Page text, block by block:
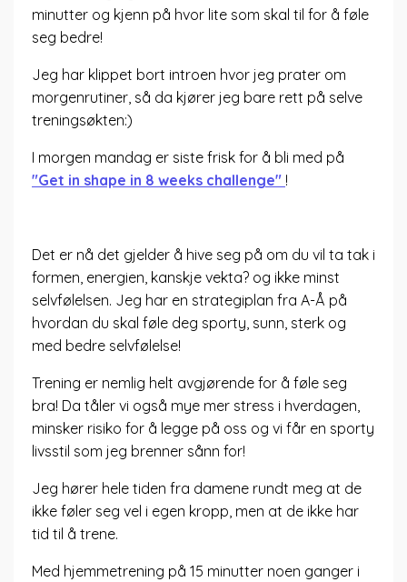
minutter og kjenn på hvor lite som skal til for å føle
seg bedre!
Jeg har klippet bort introen hvor jeg prater om
morgenrutiner, så da kjører jeg bare rett på selve
treningsøkten:)
I morgen mandag er siste frisk for å bli med på
"Get in shape in 8 weeks challenge" !
Det er nå det gjelder å hive seg på om du vil ta tak i
formen, energien, kanskje vekta? og ikke minst
selvfølelsen. Jeg har en strategiplan fra A-Å på
hvordan du skal føle deg sporty, sunn, sterk og
med bedre selvfølelse!
Trening er nemlig helt avgjørende for å føle seg
bra! Da tåler vi også mye mer stress i hverdagen,
minsker risiko for å legge på oss og vi får en sporty
livsstil som jeg brenner sånn for!
Jeg hører hele tiden fra damene rundt meg at de
ikke føler seg vel i egen kropp, men at de ikke har
tid til å trene.
Med hjemmetrening på 15 minutter noen ganger i